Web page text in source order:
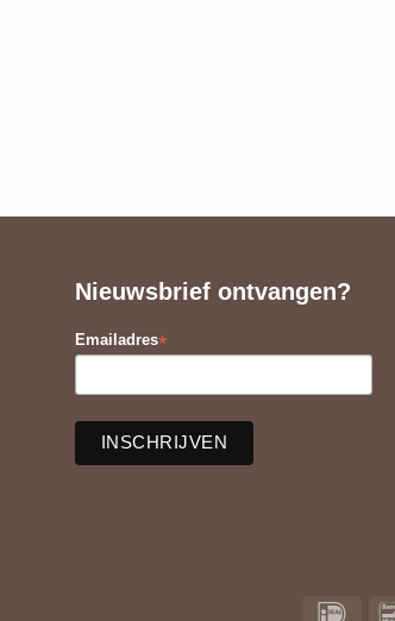
Nieuwsbrief ontvangen?
Emailadres*
IDeal